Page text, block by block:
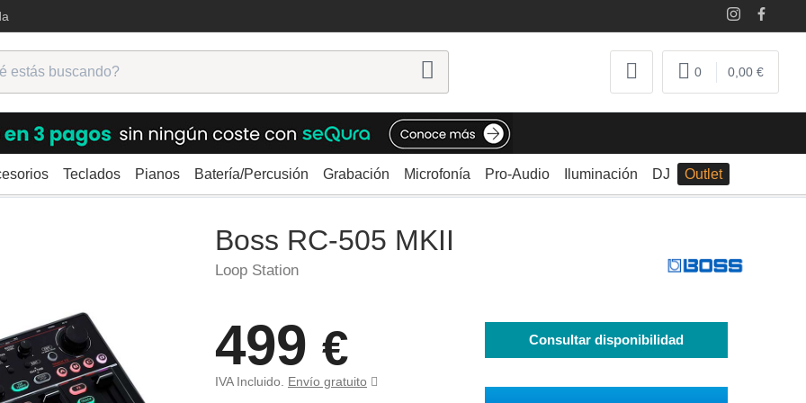
0 0,00 €
Teclados Pianos Batería/Percusión Grabación Microfonía Pro-Audio Iluminación DJ Outlet
Looper Boss RC-505 MKII
Boss RC-505 MKII
Loop Station
499 €
IVA Incluido. Envío gratuito
Consultar disponibilidad